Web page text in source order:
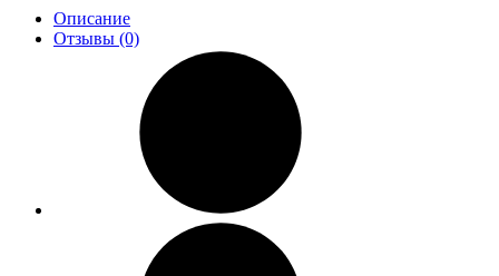
Описание
Отзывы (0)